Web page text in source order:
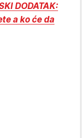
DODATAK:
a ko će da